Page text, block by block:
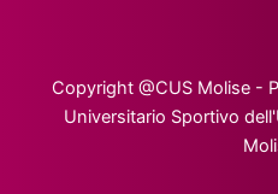
Copyright @CUS Molise -
Universitario Sportivo